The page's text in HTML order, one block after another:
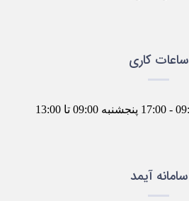
ساعات کاری
سامانه آیمد